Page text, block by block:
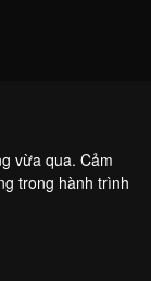
vừa qua. Cảm
trong hành trình